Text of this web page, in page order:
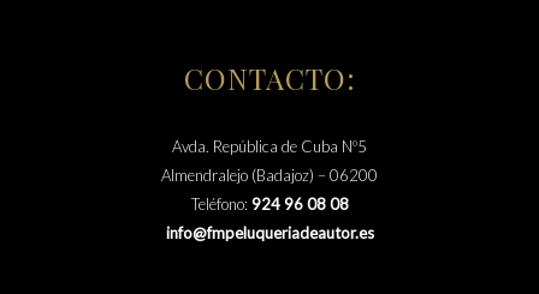
CONTACTO:
Avda. República de Cuba Nº5
Almendralejo (Badajoz) – 06200
Teléfono: 924 96 08 08
info@fmpeluqueriadeautor.es